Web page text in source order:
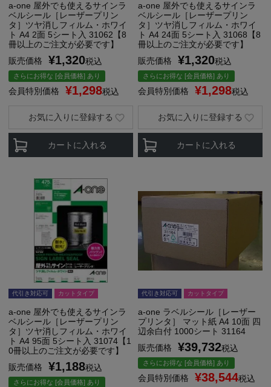
a-one 屋外でも使えるサインラ
ベルシール［レーザープリン
タ］ツヤ消しフィルム・ホワイ
ト A4 2面 5シート入 31062【8
冊以上のご注文が必要です】
販売価格
¥1,320税込
さらにお得な [会員価格] あり
会員特別価格 ¥1,298税込
カートに入れる
お気に入りに登録する
a-one 屋外でも使えるサインラ
ベルシール［レーザープリン
タ］ツヤ消しフィルム・ホワイ
ト A4 24面 5シート入 31068【8
冊以上のご注文が必要です】
販売価格
¥1,320税込
さらにお得な [会員価格] あり
会員特別価格 ¥1,298税込
カートに入れる
お気に入りに登録する
代引き対応可 カットタイプ
a-one 屋外でも使えるサインラ
ベルシール［レーザープリン
タ］ツヤ消しフィルム・ホワイ
ト A4 95面 5シート入 31074【1
0冊以上のご注文が必要です】
販売価格
¥1,188税込
さらにお得な [会員価格] あり
代引き対応可 カットタイプ
a-one ラベルシール［レーザー
プリンタ］ マット紙 A4 10面 四
辺余白付 1000シート 31164
販売価格
¥39,732税込
さらにお得な [会員価格] あり
会員特別価格 ¥38,544税込